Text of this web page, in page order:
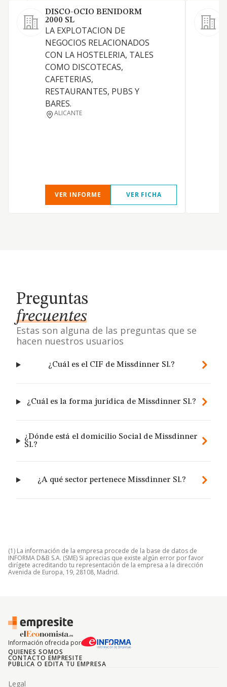
DISCO-OCIO BENIDORM
2000 SL
LA EXPLOTACION DE
NEGOCIOS RELACIONADOS
CON LA HOSTELERIA, TALES
COMO DISCOTECAS,
CAFETERIAS,
RESTAURANTES, PUBS Y
BARES.
ALICANTE
VER INFORME VER FICHA
Preguntas
frecuentes
Estas son alguna de las preguntas que se
hacen nuestros usuarios
¿Cuál es el CIF de Missdinner Sl.?
¿Cuál es la forma jurídica de Missdinner Sl.?
¿Dónde está el domicilio Social de Missdinner
Sl.?
¿A qué sector pertenece Missdinner Sl.?
(1) La información de la empresa procede de la base de datos de
INFORMA D&B S.A. (SME) Si aprecias que existe algún error por favor
dirígete acreditando tu representación de la empresa a la dirección
Avenida de Europa, 19, 28108, Madrid.
Información ofrecida por
QUIENES SOMOS
CONTACTO EMPRESITE
PUBLICA O EDITA TU EMPRESA
Legal